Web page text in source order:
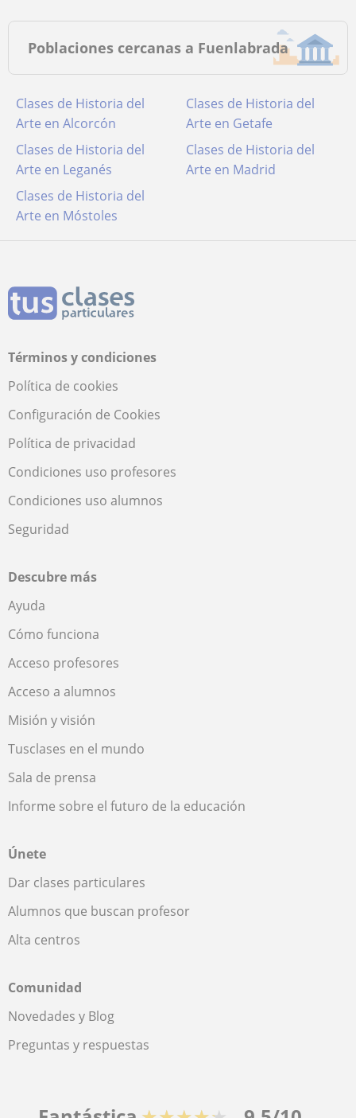
Poblaciones cercanas a Fuenlabrada
Clases de Historia del
Arte en Alcorcón
Clases de Historia del
Arte en Getafe
Clases de Historia del
Arte en Leganés
Clases de Historia del
Arte en Madrid
Clases de Historia del
Arte en Móstoles
Términos y condiciones
Política de cookies
Configuración de Cookies
Política de privacidad
Condiciones uso profesores
Condiciones uso alumnos
Seguridad
Descubre más
Ayuda
Cómo funciona
Acceso profesores
Acceso a alumnos
Misión y visión
Tusclases en el mundo
Sala de prensa
Informe sobre el futuro de la educación
Únete
Dar clases particulares
Alumnos que buscan profesor
Alta centros
Comunidad
Novedades y Blog
Preguntas y respuestas